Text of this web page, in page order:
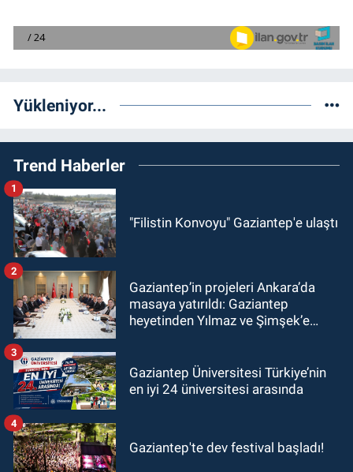
Yükleniyor...
Trend Haberler
"Filistin Konvoyu" Gaziantep'e ulaştı
1
Gaziantep’in projeleri Ankara’da
masaya yatırıldı: Gaziantep
heyetinden Yılmaz ve Şimşek’e
2
Gaziantep Üniversitesi Türkiye’nin
en iyi 24 üniversitesi arasında
3
Gaziantep'te dev festival başladı!
4